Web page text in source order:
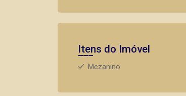
Itens do Imóvel
Mezanino